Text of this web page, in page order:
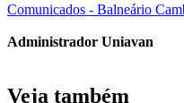
Comunicados - Balneário
Administrador Uniavan
Veja também